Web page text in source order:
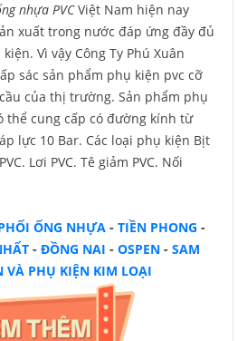
nhựa PVCViệt Nam hiện nay
xuất trong nước đáp ứng đầy đủ
Vì vậy Công Ty Phú Xuân
sác sản phẩm phụ kiện pvc cỡ
của thị trường. Sản phẩm phụ
thể cung cấp có đường kính từ
lực 10 Bar. Các loại phụ kiện Bịt
Lơi PVC. Tê giảm PVC. Nối
ỐNG NHỰA- TIỀN PHONG -
- ĐỒNG NAI - OSPEN - SAM
VÀ PHỤ KIỆN KIM LOẠI